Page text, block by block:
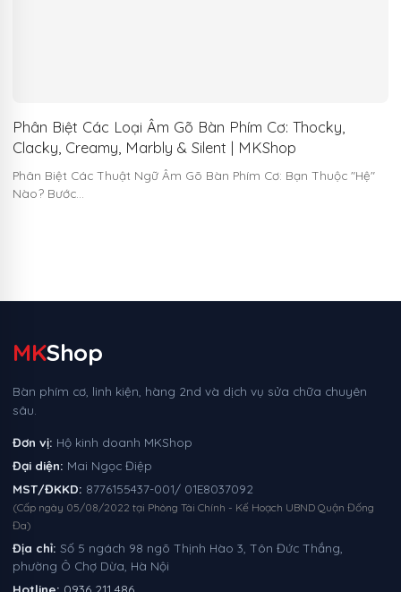
Phân Biệt Các Loại Âm Gõ Bàn Phím Cơ: Thocky,
Clacky, Creamy, Marbly & Silent | MKShop
Phân Biệt Các Thuật Ngữ Âm Gõ Bàn Phím Cơ: Bạn Thuộc "Hệ"
Nào? Bước…
MKShop
Bàn phím cơ, linh kiện, hàng 2nd và dịch vụ sửa chữa chuyên
sâu.
Đơn vị: Hộ kinh doanh MKShop
Đại diện: Mai Ngọc Điệp
MST/ĐKKD: 8776155437-001/ 01E8037092
(Cấp ngày 05/08/2022 tại Phòng Tài Chính - Kế Hoạch UBND Quận Đống
Đa)
Địa chỉ: Số 5 ngách 98 ngõ Thịnh Hào 3, Tôn Đức Thắng,
phường Ô Chợ Dừa, Hà Nội
Hotline: 0936 211 486